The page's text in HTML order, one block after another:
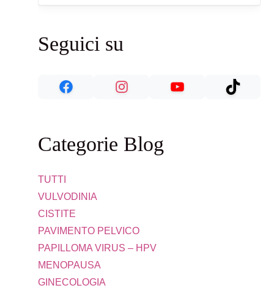
Seguici su
Categorie Blog
TUTTI
VULVODINIA
CISTITE
PAVIMENTO PELVICO
PAPILLOMA VIRUS – HPV
MENOPAUSA
GINECOLOGIA